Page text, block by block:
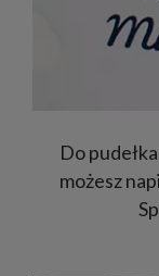
Do
możesz